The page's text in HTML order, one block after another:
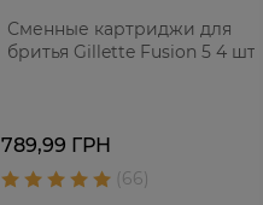
Сменные картриджи для
бритья Gillette Fusion 5 4 шт
789,99 ГРН